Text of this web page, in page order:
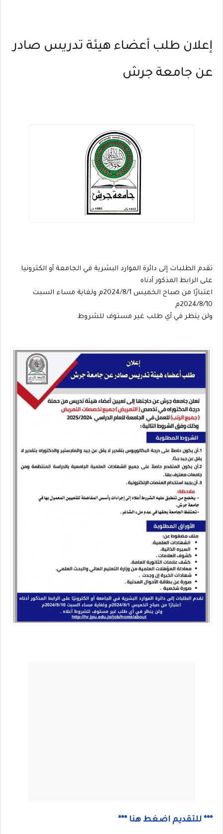
إعلان طلب أعضاء هيئة تدريس صادر
عن جامعة جرش
تقدم الطلبات إلى دائرة الموارد البشرية في الجامعة أو الكترونيا
على الرابط المذكور أدناه
اعتبارًا من صباح الخميس 2024/8/1م ولغاية مساء السبت
2024/8/10م
ولن ينظر في أي طلب غير مستوف للشروط
*** للتقديم اضغط هنا ***